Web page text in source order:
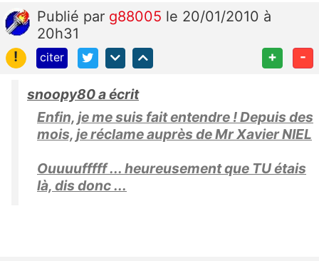
Publié par g88005 le 20/01/2010 à
20h31
!
citer + -
snoopy80 a écrit
Enfin, je me suis fait entendre ! Depuis des
mois, je réclame auprès de Mr Xavier NIEL
Ouuuufffff ... heureusement que TU étais
là, dis donc ...